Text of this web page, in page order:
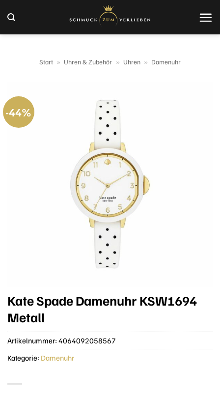
Inhalt
springen
Start » Uhren & Zubehör » Uhren » Damenuhr
-44%
Kate Spade Damenuhr KSW1694
Metall
Artikelnummer: 4064092058567
Kategorie: Damenuhr